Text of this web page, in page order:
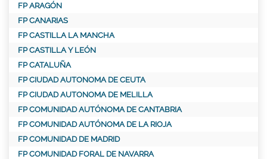
FP ARAGÓN
FP CANARIAS
FP CASTILLA LA MANCHA
FP CASTILLA Y LEÓN
FP CATALUÑA
FP CIUDAD AUTONOMA DE CEUTA
FP CIUDAD AUTONOMA DE MELILLA
FP COMUNIDAD AUTÓNOMA DE CANTABRIA
FP COMUNIDAD AUTÓNOMA DE LA RIOJA
FP COMUNIDAD DE MADRID
FP COMUNIDAD FORAL DE NAVARRA